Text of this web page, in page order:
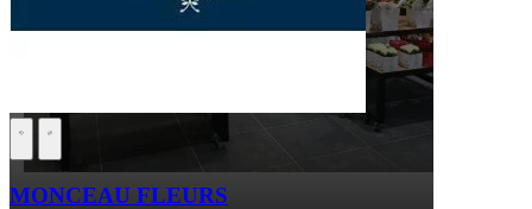
MONCEAU FLEURS